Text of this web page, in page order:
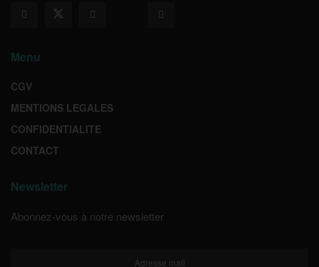
Menu
CGV
MENTIONS LEGALES
CONFIDENTIALITE
CONTACT
Newsletter
Abonnez-vous à notre newsletter